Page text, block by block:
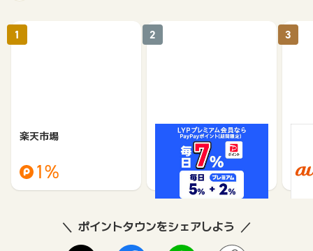
楽天市場
1%
1
Yahoo!ショッピング
1%
2 3
ポイントタウンをシェアしよう